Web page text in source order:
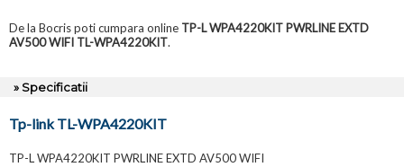
De la Bocris poti cumpara online TP-L WPA4220KIT PWRLINE EXTD
AV500 WIFI TL-WPA4220KIT.
» Specificatii
Tp-link TL-WPA4220KIT
TP-L WPA4220KIT PWRLINE EXTD AV500 WIFI